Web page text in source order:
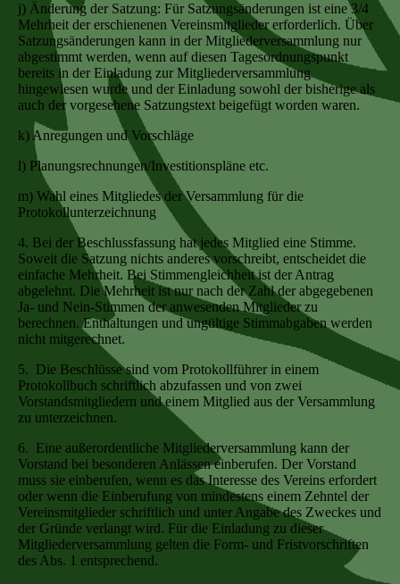
j) Änderung der Satzung: Für Satzungsänderungen ist eine 3/4
Mehrheit der erschienenen Vereinsmitglieder erforderlich. Über
Satzungsänderungen kann in der Mitgliederversammlung nur
abgestimmt werden, wenn auf diesen Tagesordnungspunkt
bereits in der Einladung zur Mitgliederversammlung
hingewiesen wurde und der Einladung sowohl der bisherige als
auch der vorgesehene Satzungstext beigefügt worden waren.
k) Anregungen und Vorschläge
l) Planungsrechnungen/Investitionspläne etc.
m) Wahl eines Mitgliedes der Versammlung für die
Protokollunterzeichnung
4. Bei der Beschlussfassung hat jedes Mitglied eine Stimme.
Soweit die Satzung nichts anderes vorschreibt, entscheidet die
einfache Mehrheit. Bei Stimmengleichheit ist der Antrag
abgelehnt. Die Mehrheit ist nur nach der Zahl der abgegebenen
Ja- und Nein-Stimmen der anwesenden Mitglieder zu
berechnen. Enthaltungen und ungültige Stimmabgaben werden
nicht mitgerechnet.
5. Die Beschlüsse sind vom Protokollführer in einem
Protokollbuch schriftlich abzufassen und von zwei
Vorstandsmitgliedern und einem Mitglied aus der Versammlung
zu unterzeichnen.
6. Eine außerordentliche Mitgliederversammlung kann der
Vorstand bei besonderen Anlässen einberufen. Der Vorstand
muss sie einberufen, wenn es das Interesse des Vereins erfordert
oder wenn die Einberufung von mindestens einem Zehntel der
Vereinsmitglieder schriftlich und unter Angabe des Zweckes und
der Gründe verlangt wird. Für die Einladung zu dieser
Mitgliederversammlung gelten die Form- und Fristvorschriften
des Abs. 1 entsprechend.